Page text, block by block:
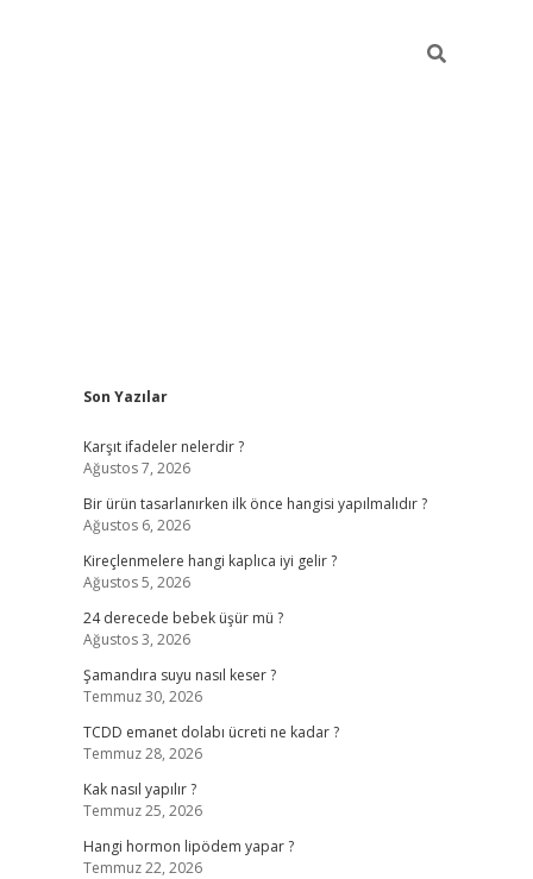
Sidebar
Son Yazılar
Karşıt ifadeler nelerdir ?
Ağustos 7, 2026
Bir ürün tasarlanırken ilk önce hangisi yapılmalıdır ?
Ağustos 6, 2026
Kireçlenmelere hangi kaplıca iyi gelir ?
Ağustos 5, 2026
24 derecede bebek üşür mü ?
Ağustos 3, 2026
Şamandıra suyu nasıl keser ?
Temmuz 30, 2026
TCDD emanet dolabı ücreti ne kadar ?
Temmuz 28, 2026
Kak nasıl yapılır ?
Temmuz 25, 2026
Hangi hormon lipödem yapar ?
Temmuz 22, 2026